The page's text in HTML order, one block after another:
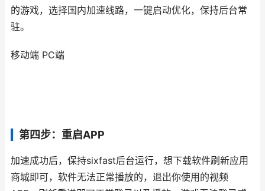
的游戏，选择国内加速线路，一键启动优化，保持后台常
驻。
移动端 PC端
第四步：重启APP
加速成功后，保持sixfast后台运行，想下载软件刷新应用
商城即可，软件无法正常播放的，退出你使用的视频